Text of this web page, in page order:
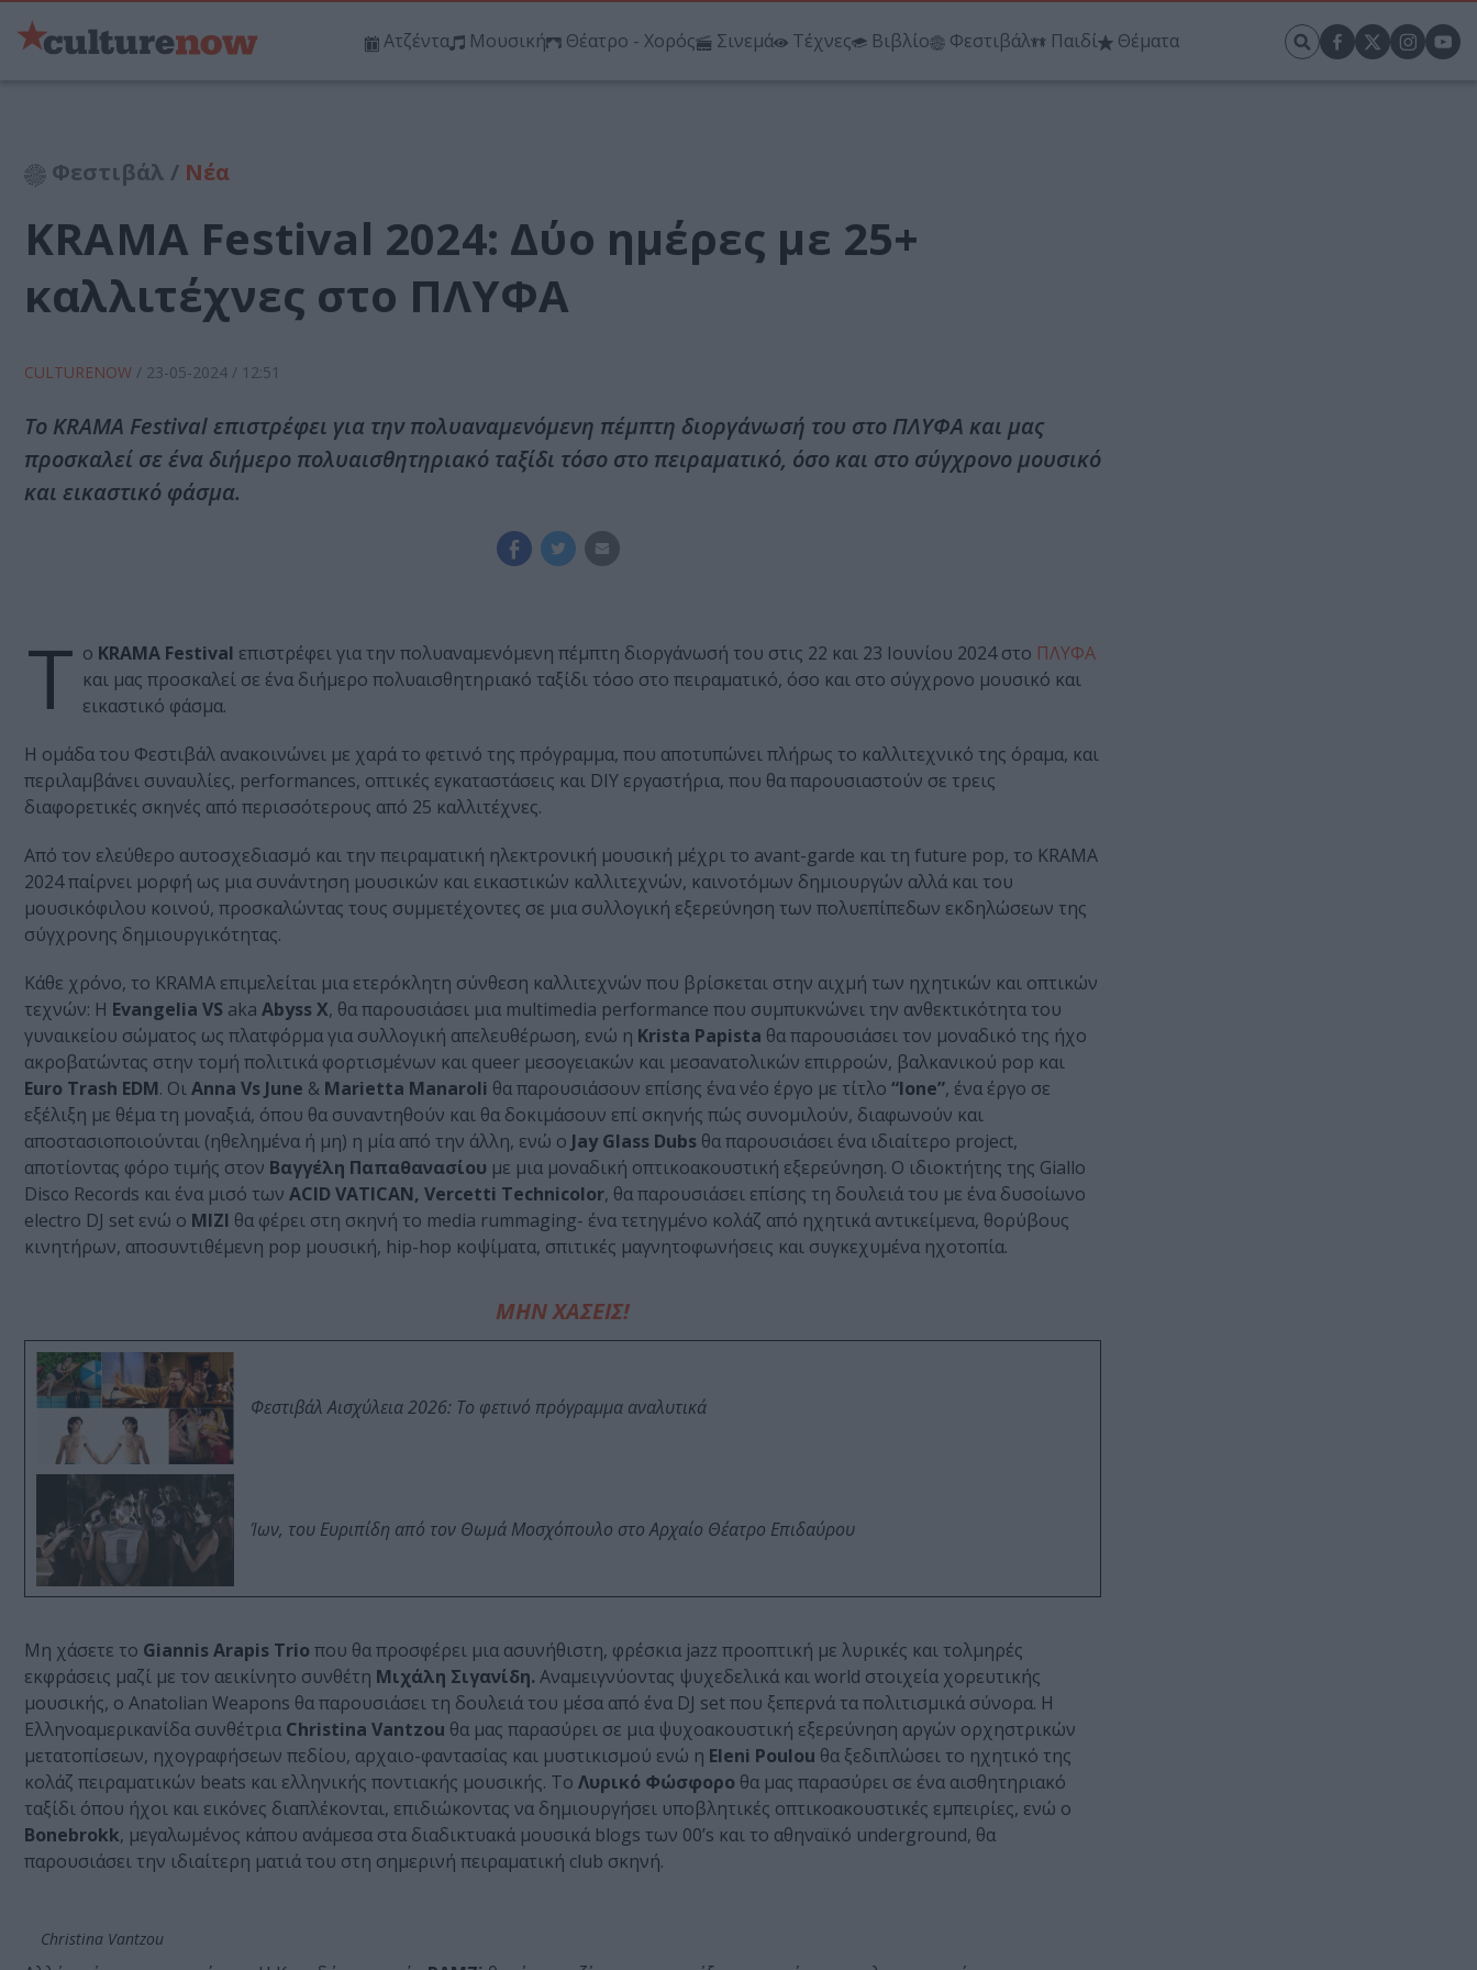
Ατζέντα Μουσική Θέατρο - Χορός Σινεμά Τέχνες Βιβλίο Φεστιβάλ Παιδί Θέματα
Φεστιβάλ / Νέα
KRAMA Festival 2024: Δύο ημέρες με 25+
καλλιτέχνες στο ΠΛΥΦΑ
CULTURENOW / 23-05-2024 / 12:51
Το KRAMA Festival επιστρέφει για την πολυαναμενόμενη πέμπτη διοργάνωσή του στο ΠΛΥΦΑ και μας
προσκαλεί σε ένα διήμερο πολυαισθητηριακό ταξίδι τόσο στο πειραματικό, όσο και στο σύγχρονο μουσικό
και εικαστικό φάσμα.
Τ ο KRAMA Festival επιστρέφει για την πολυαναμενόμενη πέμπτη διοργάνωσή του στις 22 και 23 Ιουνίου 2024 στο ΠΛΥΦΑ
και μας προσκαλεί σε ένα διήμερο πολυαισθητηριακό ταξίδι τόσο στο πειραματικό, όσο και στο σύγχρονο μουσικό και
εικαστικό φάσμα.
Η ομάδα του Φεστιβάλ ανακοινώνει με χαρά το φετινό της πρόγραμμα, που αποτυπώνει πλήρως το καλλιτεχνικό της όραμα, και
περιλαμβάνει συναυλίες, performances, οπτικές εγκαταστάσεις και DIY εργαστήρια, που θα παρουσιαστούν σε τρεις
διαφορετικές σκηνές από περισσότερους από 25 καλλιτέχνες.
Από τον ελεύθερο αυτοσχεδιασμό και την πειραματική ηλεκτρονική μουσική μέχρι το avant-garde και τη future pop, το KRAMA
2024 παίρνει μορφή ως μια συνάντηση μουσικών και εικαστικών καλλιτεχνών, καινοτόμων δημιουργών αλλά και του
μουσικόφιλου κοινού, προσκαλώντας τους συμμετέχοντες σε μια συλλογική εξερεύνηση των πολυεπίπεδων εκδηλώσεων της
σύγχρονης δημιουργικότητας.
Κάθε χρόνο, το KRAMA επιμελείται μια ετερόκλητη σύνθεση καλλιτεχνών που βρίσκεται στην αιχμή των ηχητικών και οπτικών
τεχνών: Η Evangelia VS aka Abyss X, θα παρουσιάσει μια multimedia performance που συμπυκνώνει την ανθεκτικότητα του
γυναικείου σώματος ως πλατφόρμα για συλλογική απελευθέρωση, ενώ η Krista Papista θα παρουσιάσει τον μοναδικό της ήχο
ακροβατώντας στην τομή πολιτικά φορτισμένων και queer μεσογειακών και μεσανατολικών επιρροών, βαλκανικού pop και
Euro Trash EDM. ΟιAnna Vs June & Marietta Manaroli θα παρουσιάσουν επίσης ένα νέο έργο με τίτλο “lone”, ένα έργο σε
εξέλιξη με θέμα τη μοναξιά, όπου θα συναντηθούν και θα δοκιμάσουν επί σκηνής πώς συνομιλούν, διαφωνούν και
αποστασιοποιούνται (ηθελημένα ή μη) η μία από την άλλη, ενώ ο Jay Glass Dubs θα παρουσιάσει ένα ιδιαίτερο project,
αποτίοντας φόρο τιμής στον Βαγγέλη Παπαθανασίου με μια μοναδική οπτικοακουστική εξερεύνηση. Ο ιδιοκτήτης της Giallo
Disco Records και ένα μισό των ACID VATICAN, Vercetti Technicolor, θα παρουσιάσει επίσης τη δουλειά του με ένα δυσοίωνο
electro DJ set ενώ ο MIZI θα φέρει στη σκηνή το media rummaging- ένα τετηγμένο κολάζ από ηχητικά αντικείμενα, θορύβους
κινητήρων, αποσυντιθέμενη pop μουσική, hip-hop κοψίματα, σπιτικές μαγνητοφωνήσεις και συγκεχυμένα ηχοτοπία.
ΜΗΝ ΧΑΣΕΙΣ!
Φεστιβάλ Αισχύλεια 2026: Το φετινό πρόγραμμα αναλυτικά
Ίων, του Ευριπίδη από τον Θωμά Μοσχόπουλο στο Αρχαίο Θέατρο Επιδαύρου
Μη χάσετε το Giannis Arapis Trio που θα προσφέρει μια ασυνήθιστη, φρέσκια jazz προοπτική με λυρικές και τολμηρές
εκφράσεις μαζί με τον αεικίνητο συνθέτη Μιχάλη Σιγανίδη. Αναμειγνύοντας ψυχεδελικά και world στοιχεία χορευτικής
μουσικής, ο Anatolian Weapons θα παρουσιάσει τη δουλειά του μέσα από ένα DJ set που ξεπερνά τα πολιτισμικά σύνορα. Η
Ελληνοαμερικανίδα συνθέτρια Christina Vantzou θα μας παρασύρει σε μια ψυχοακουστική εξερεύνηση αργών ορχηστρικών
μετατοπίσεων, ηχογραφήσεων πεδίου, αρχαιο-φαντασίας και μυστικισμού ενώ η Eleni Poulou θα ξεδιπλώσει το ηχητικό της
κολάζ πειραματικών beats και ελληνικής ποντιακής μουσικής. Το Λυρικό Φώσφορο θα μας παρασύρει σε ένα αισθητηριακό
ταξίδι όπου ήχοι και εικόνες διαπλέκονται, επιδιώκοντας να δημιουργήσει υποβλητικές οπτικοακουστικές εμπειρίες, ενώ ο
Bonebrokk, μεγαλωμένος κάπου ανάμεσα στα διαδικτυακά μουσικά blogs των 00’s και το αθηναϊκό underground, θα
παρουσιάσει την ιδιαίτερη ματιά του στη σημερινή πειραματική club σκηνή.
Christina Vantzou